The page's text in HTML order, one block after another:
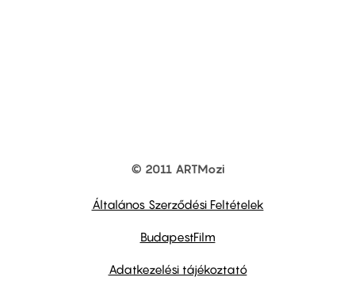
© 2011 ARTMozi
Általános Szerződési Feltételek
BudapestFilm
Adatkezelési tájékoztató